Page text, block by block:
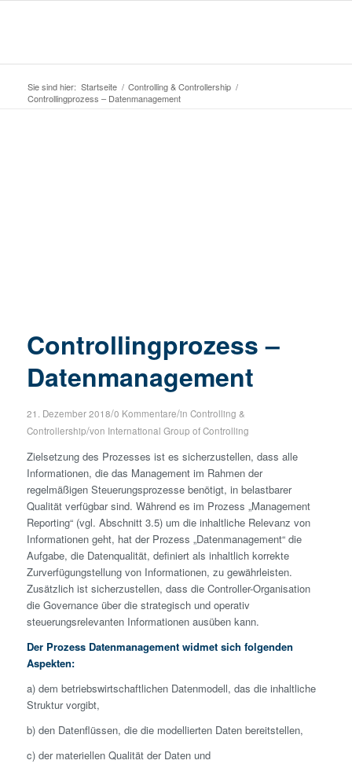
Sie sind hier: Startseite / Controlling & Controllership /
Controllingprozess – Datenmanagement
Controllingprozess –
Datenmanagement
21. Dezember 2018/0 Kommentare/in Controlling &
Controllership/von International Group of Controlling
Zielsetzung des Prozesses ist es sicherzustellen, dass alle
Informationen, die das Management im Rahmen der
regelmäßigen Steuerungsprozesse benötigt, in belastbarer
Qualität verfügbar sind. Während es im Prozess „Management
Reporting“ (vgl. Abschnitt 3.5) um die inhaltliche Relevanz von
Informationen geht, hat der Prozess „Datenmanagement“ die
Aufgabe, die Datenqualität, definiert als inhaltlich korrekte
Zurverfügungstellung von Informationen, zu gewährleisten.
Zusätzlich ist sicherzustellen, dass die Controller-Organisation
die Governance über die strategisch und operativ
steuerungsrelevanten Informationen ausüben kann.
Der Prozess Datenmanagement widmet sich folgenden
Aspekten:
a) dem betriebswirtschaftlichen Datenmodell, das die inhaltliche
Struktur vorgibt,
b) den Datenflüssen, die die modellierten Daten bereitstellen,
c) der materiellen Qualität der Daten und